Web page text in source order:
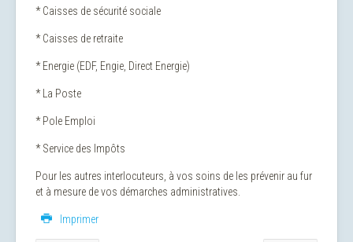
* Caisses de sécurité sociale
* Caisses de retraite
* Energie (EDF, Engie, Direct Energie)
* La Poste
* Pole Emploi
* Service des Impôts
Pour les autres interlocuteurs, à vos soins de les prévenir au fur
et à mesure de vos démarches administratives.
Imprimer